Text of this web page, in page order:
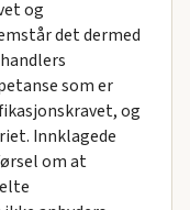
og
det dermed
som er
og
Innklagede
om at